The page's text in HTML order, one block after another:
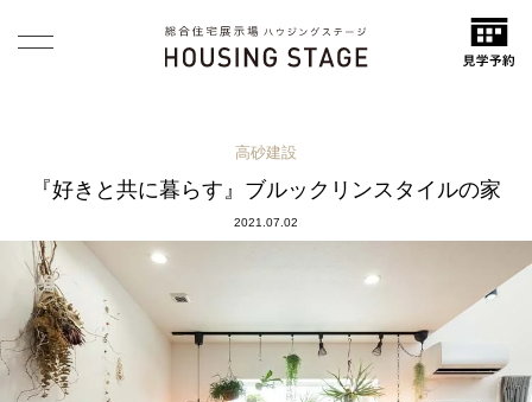
高砂建設
『好きと共に暮らす』ブルックリンスタイルの家
2021.07.02